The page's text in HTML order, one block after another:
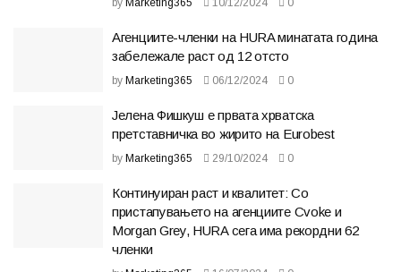
by Marketing365 10/12/2024 0
Агенциите-членки на HURA минатата година
забележале раст од 12 отсто
by Marketing365 06/12/2024 0
Јелена Фишкуш е првата хрватска
претставничка во жирито на Eurobest
by Marketing365 29/10/2024 0
Континуиран раст и квалитет: Со
пристапувањето на агенциите Cvoke и
Morgan Grey, HURA сега има рекордни 62
членки